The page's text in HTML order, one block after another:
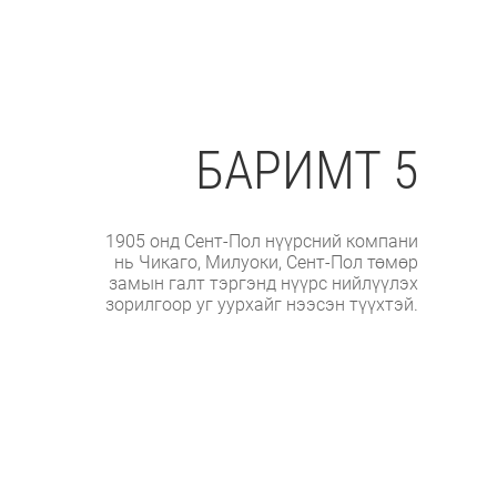
БАРИМТ 5
1905 онд Сент-Пол нүүрсний компани
нь Чикаго, Милуоки, Сент-Пол төмөр
замын галт тэргэнд нүүрс нийлүүлэх
зорилгоор уг уурхайг нээсэн түүхтэй.